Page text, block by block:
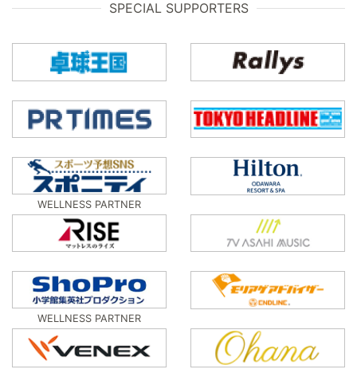
SPECIAL SUPPORTERS
WELLNESS PARTNER
WELLNESS PARTNER